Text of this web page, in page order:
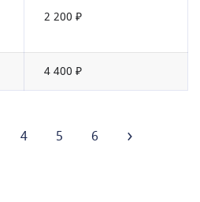
2 200 ₽
4 400 ₽
4 5 6